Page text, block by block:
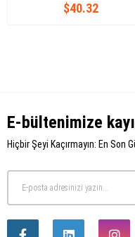
$40.32
E-bültenimize
Hiçbir Şeyi Kaçırmayın: En Son